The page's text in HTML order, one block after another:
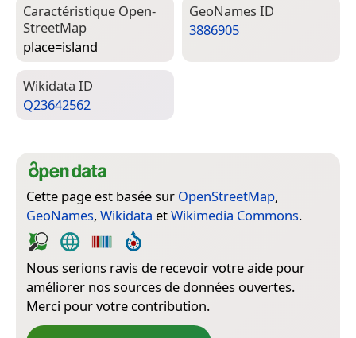
Caractéristique Open­
Street­Map
place=­island
Geo­Names ID
3886905
Wiki­data ID
Q23642562
Cette page est basée sur OpenStreetMap,
GeoNames, Wikidata etWikimedia Commons.
Nous serions ravis de recevoir votre aide pour
améliorer nos sources de données ouvertes.
Merci pour votre contribution.